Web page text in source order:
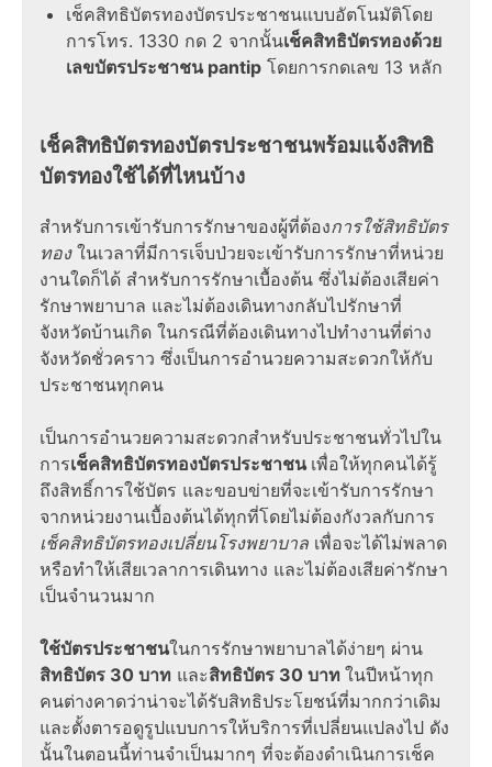
เช็คสิทธิบัตรทองบัตรประชาชนแบบอัตโนมัติโดย
การโทร. 1330 กด 2 จากนั้นเช็คสิทธิบัตรทองด้วย
เลขบัตรประชาชน pantip โดยการกดเลข 13 หลัก
เช็คสิทธิบัตรทองบัตรประชาชนพร้อมแจ้งสิทธิ
บัตรทองใช้ได้ที่ไหนบ้าง
สำหรับการเข้ารับการรักษาของผู้ที่ต้องการใช้สิทธิบัตร
ทองในเวลาที่มีการเจ็บป่วยจะเข้ารับการรักษาที่หน่วย
งานใดก็ได้ สำหรับการรักษาเบื้องต้น ซึ่งไม่ต้องเสียค่า
รักษาพยาบาล และไม่ต้องเดินทางกลับไปรักษาที่
จังหวัดบ้านเกิด ในกรณีที่ต้องเดินทางไปทำงานที่ต่าง
จังหวัดชั่วคราว ซึ่งเป็นการอำนวยความสะดวกให้กับ
ประชาชนทุกคน
เป็นการอำนวยความสะดวกสำหรับประชาชนทั่วไปใน
การเช็คสิทธิบัตรทองบัตรประชาชน เพื่อให้ทุกคนได้รู้
ถึงสิทธิ์การใช้บัตร และขอบข่ายที่จะเข้ารับการรักษา
จากหน่วยงานเบื้องต้นได้ทุกที่โดยไม่ต้องกังวลกับการ
เช็คสิทธิบัตรทองเปลี่ยนโรงพยาบาล เพื่อจะได้ไม่พลาด
หรือทำให้เสียเวลาการเดินทาง และไม่ต้องเสียค่ารักษา
เป็นจำนวนมาก
ใช้บัตรประชาชนในการรักษาพยาบาลได้ง่ายๆ ผ่าน
สิทธิบัตร 30 บาท และสิทธิบัตร 30 บาท ในปีหน้าทุก
คนต่างคาดว่าน่าจะได้รับสิทธิประโยชน์ที่มากกว่าเดิม
และตั้งตารอดูรูปแบบการให้บริการที่เปลี่ยนแปลงไป ดัง
นั้นในตอนนี้ท่านจำเป็นมากๆ ที่จะต้องดำเนินการเช็ค